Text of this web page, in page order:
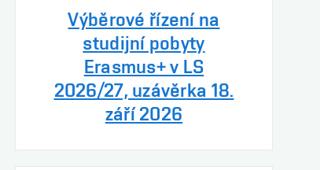
Výběrové řízení na
studijní pobyty
Erasmus+ v LS
2026/27, uzávěrka 18.
září 2026